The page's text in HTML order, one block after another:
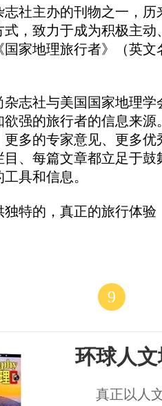
志社主办的刊物之一，
，致力于成为积极主
家地理旅行者》（英文
杂志社与美国国家地理
强的旅行者的信息来源
多的专家意见、更多
、每篇文章都立足于
具和信息。
独特的，真正的旅行体
9
环球人
真正以人